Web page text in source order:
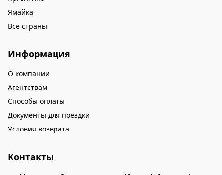
Ямайка
Все страны
Информация
О компании
Агентствам
Способы оплаты
Документы для поездки
Условия возврата
Контакты